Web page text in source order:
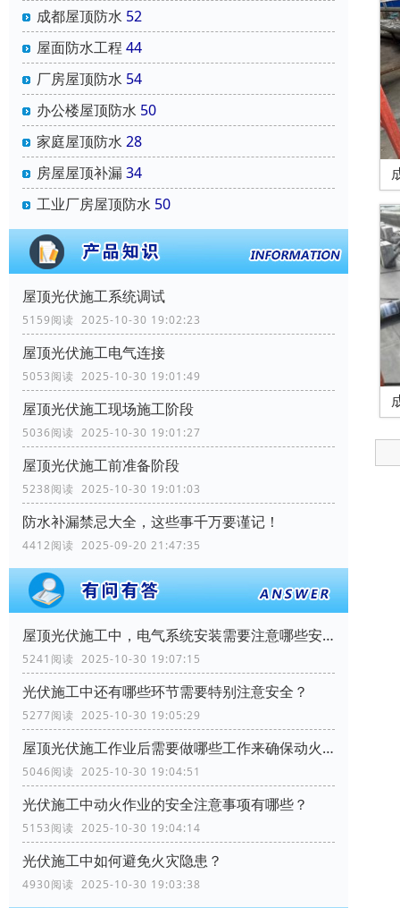
成都屋顶防水 52
屋面防水工程 44
厂房屋顶防水 54
办公楼屋顶防水 50
家庭屋顶防水 28
房屋屋顶补漏34
工业厂房屋顶防水 50
屋顶光伏施工系统调试
5159阅读 2025-10-30 19:02:23
屋顶光伏施工电气连接
5053阅读 2025-10-30 19:01:49
屋顶光伏施工现场施工阶段
5036阅读 2025-10-30 19:01:27
屋顶光伏施工前准备阶段
5238阅读 2025-10-30 19:01:03
防水补漏禁忌大全，这些事千万要谨记！
4412阅读 2025-09-20 21:47:35
屋顶光伏施工中，电气系统安装需要注意哪些安全问题？
5241阅读 2025-10-30 19:07:15
光伏施工中还有哪些环节需要特别注意安全？
5277阅读 2025-10-30 19:05:29
屋顶光伏施工作业后需要做哪些工作来确保动火作业的安全？
5046阅读 2025-10-30 19:04:51
光伏施工中动火作业的安全注意事项有哪些？
5153阅读 2025-10-30 19:04:14
光伏施工中如何避免火灾隐患？
4930阅读 2025-10-30 19:03:38